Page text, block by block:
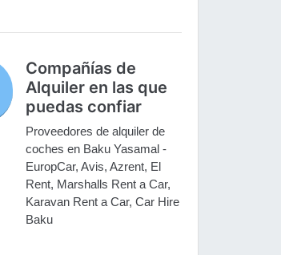
Compañías de
Alquiler en las que
puedas confiar
Proveedores de alquiler de
coches en Baku Yasamal -
EuropCar, Avis, Azrent, El
Rent, Marshalls Rent a Car,
Karavan Rent a Car, Car Hire
Baku